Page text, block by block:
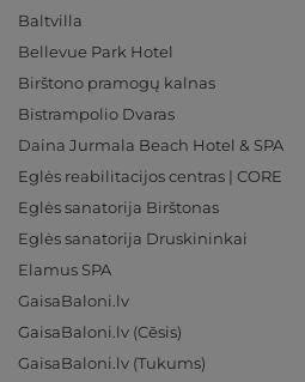
Baltvilla
Bellevue Park Hotel
Birštono pramogų kalnas
Bistrampolio Dvaras
Daina Jurmala Beach Hotel & SPA
Eglės reabilitacijos centras | CORE
Eglės sanatorija Birštonas
Eglės sanatorija Druskininkai
Elamus SPA
GaisaBaloni.lv
GaisaBaloni.lv (Cēsis)
GaisaBaloni.lv (Tukums)